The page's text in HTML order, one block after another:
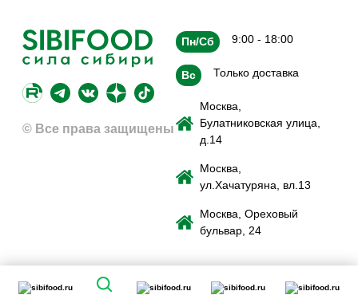
© Все права защищены
Пн/Сб 9:00 - 18:00
Вс Только доставка
Москва,
Булатниковская улица,
д.14
Москва,
ул.Хачатуряна, вл.13
Москва, Ореховый
бульвар, 24